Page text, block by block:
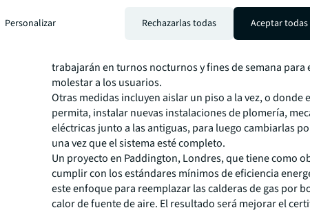
Para aquellos oficios que llevan a cabo mejoras
cambiar las unidades de manejo de aire o deshacerse
gas, esto significa que se esperan más horas
trabajarán en turnos nocturnos y fines de semana para
molestar a los usuarios.
Otras medidas incluyen aislar un piso a la vez, o donde
permita, instalar nuevas instalaciones de plomería,
eléctricas junto a las antiguas, para luego cambiarlas
una vez que el sistema esté completo.
Un proyecto en Paddington, Londres, que tiene como
cumplir con los estándares mínimos de eficiencia
este enfoque para reemplazar las calderas de gas por
calor de fuente de aire. El resultado será mejorar el
Personalizar Rechazarlas todas Aceptar todas